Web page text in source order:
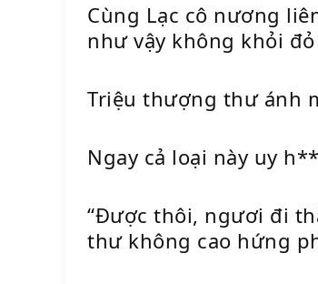
Cùng Lạc cô nương
như vậy không khỏi
Triệu thượng thư ánh
Ngay cả loại này uy
“Được thôi, ngươi đi
thư không cao hứng